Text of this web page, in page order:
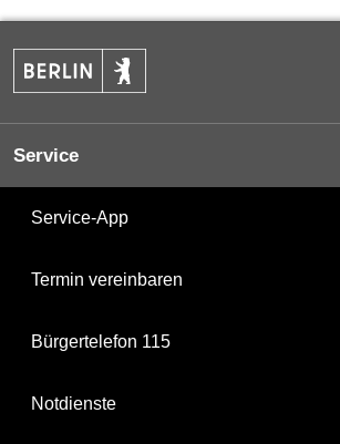
Service
Service-App
Termin vereinbaren
Bürgertelefon 115
Notdienste